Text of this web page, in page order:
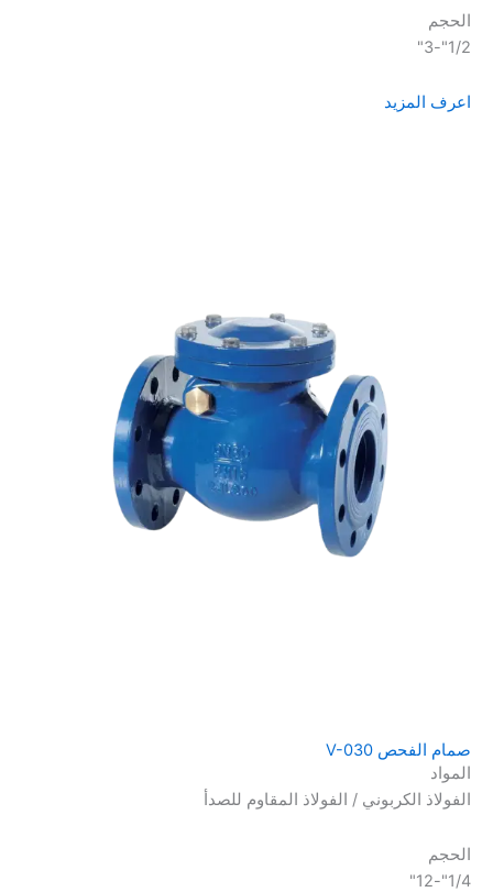
الحجم
1/2"-3"
اعرف المزيد
صمام الفحص V-030
المواد
الفولاذ الكربوني / الفولاذ المقاوم للصدأ
الحجم
1/4"-12"